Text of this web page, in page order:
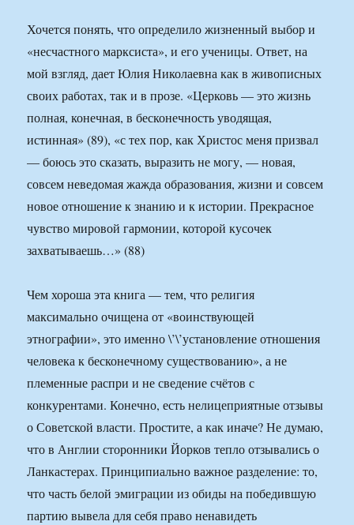
Хочется понять, что определило жизненный выбор и
«несчастного марксиста», и его ученицы. Ответ, на
мой взгляд, дает Юлия Николаевна как в живописных
своих работах, так и в прозе. «Церковь — это жизнь
полная, конечная, в бесконечность уводящая,
истинная» (89), «с тех пор, как Христос меня призвал
— боюсь это сказать, выразить не могу, — новая,
совсем неведомая жажда образования, жизни и совсем
новое отношение к знанию и к истории. Прекрасное
чувство мировой гармонии, которой кусочек
захватываешь…» (88)
Чем хороша эта книга — тем, что религия
максимально очищена от «воинствующей
этнографии», это именно \’\’установление отношения
человека к бесконечному существованию», а не
племенные распри и не сведение счётов с
конкурентами. Конечно, есть нелицеприятные отзывы
о Советской власти. Простите, а как иначе? Не думаю,
что в Англии сторонники Йорков тепло отзывались о
Ланкастерах. Принципиально важное разделение: то,
что часть белой эмиграции из обиды на победившую
партию вывела для себя право ненавидеть